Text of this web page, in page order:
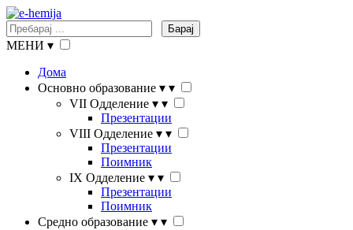
Барај
МЕНИ ▾
Дома
Основно образование ▾ ▾
VII Одделение ▾ ▾
Презентации
VIII Одделение ▾ ▾
Презентации
Поимник
IX Одделение ▾ ▾
Презентации
Поимник
Средно образование ▾ ▾